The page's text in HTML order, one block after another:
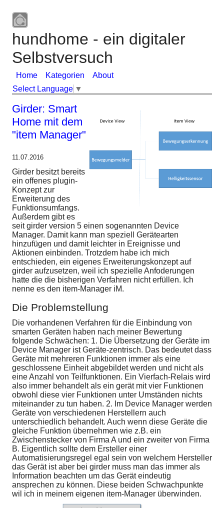
hundhome - ein digitaler
Selbstversuch
Home Kategorien
About
Select Language ▼
Girder: Smart
Home mit dem
"item Manager"
11.07.2016
Girder besitzt bereits
ein offenes plugin-
Konzept zur
Erweiterung des
Funktionsumfangs.
Außerdem gibt es
seit girder version 5 einen sogenannten Device
Manager. Damit kann man speziell Gerätearten
hinzufügen und damit leichter in Ereignisse und
Aktionen einbinden. Trotzdem habe ich mich
entschieden, ein eigenes Erweiterungskonzept auf
girder aufzusetzen, weil ich spezielle Anfoderungen
hatte die die bisherigen Verfahren nicht erfüllen. Ich
nenne es den item-Manager iM.
Die Problemstellung
Die vorhandenen Verfahren für die Einbindung von
smarten Geräten haben nach meiner Bewertung
folgende Schwächen: 1. Die Übersetzung der Geräte im
Device Manager ist Geräte-zentrisch. Das bedeutet dass
Geräte mit mehreren Funktionen immer als eine
geschlossene Einheit abgebildet werden und nicht als
eine Anzahl von Teilfunktionen. Ein Vierfach-Relais wird
also immer behandelt als ein gerät mit vier Funktionen
obwohl diese vier Funktionen unter Umständen nichts
miteinander zu tun haben. 2. Im Device Manager werden
Geräte von verschiedenen Herstellern auch
unterschiedlich behandelt. Auch wenn diese Geräte die
gleiche Funktion übernehmen wie z.B. ein
Zwischenstecker von Firma A und ein zweiter von Firma
B. Eigentlich sollte dem Ersteller einer
Automatisierungsregel egal sein von welchem Hersteller
das Gerät ist aber bei girder muss man das immer als
Information beachten um das Gerät eindeutig
ansprechen zu können. Diese beiden Schwachpunkte
wil ich in meinem eigenen item-Manager überwinden.